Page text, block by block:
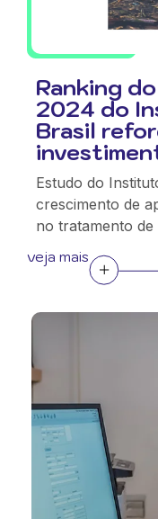
Ranking
2024 do
Brasil
Estudo do
crescimento de
no tratamento
veja mais